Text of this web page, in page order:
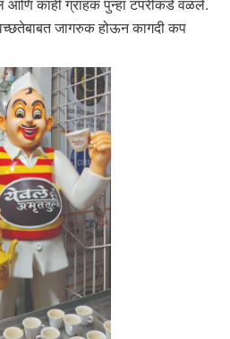
आणि काही ग्राहक पुन्हा टपरीकडे वळले.
जागरुक होऊन कागदी कप